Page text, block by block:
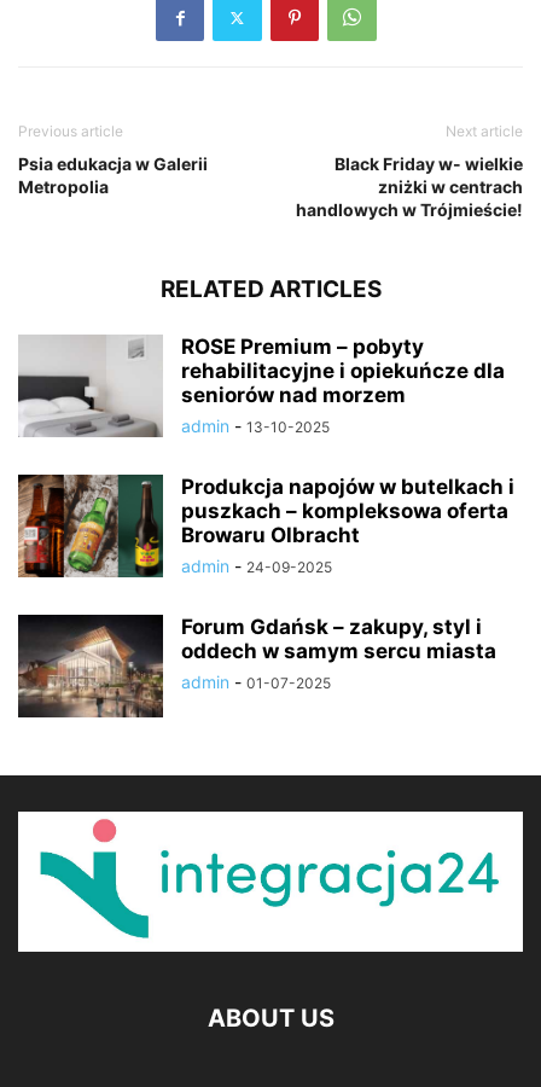
Previous article
Psia edukacja w Galerii
Metropolia
Next article
Black Friday w- wielkie
zniżki w centrach
handlowych w Trójmieście!
RELATED ARTICLES
ROSE Premium – pobyty
rehabilitacyjne i opiekuńcze dla
seniorów nad morzem
admin - 13-10-2025
Produkcja napojów w butelkach i
puszkach – kompleksowa oferta
Browaru Olbracht
admin - 24-09-2025
Forum Gdańsk – zakupy, styl i
oddech w samym sercu miasta
admin - 01-07-2025
ABOUT US